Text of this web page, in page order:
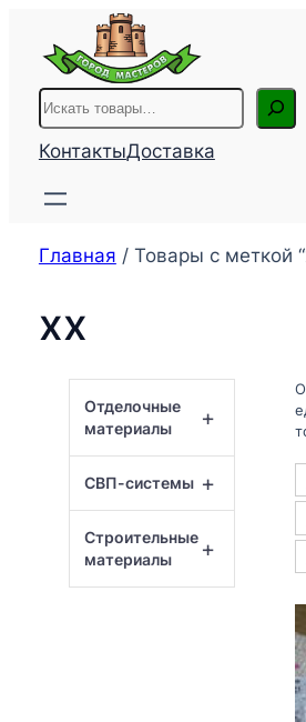
содержимому
Поиск
КонтактыДоставка
Главная / Товары с меткой
хх
+
Отделочные
материалы
+
СВП-системы
+
Строительные
материалы